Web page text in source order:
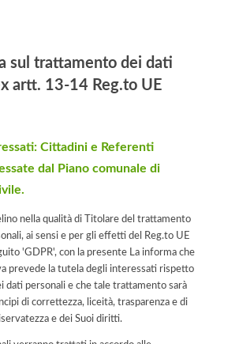
sul trattamento dei dati
artt. 13-14 Reg.to UE
Cittadini e Referenti
dal Piano comunale di
nella qualità di Titolare del trattamento
ai sensi e per gli effetti del Reg.to UE
'GDPR', con la presente La informa che
prevede la tutela degli interessati rispetto
dati personali e che tale trattamento sarà
di correttezza, liceità, trasparenza e di
e dei Suoi diritti.